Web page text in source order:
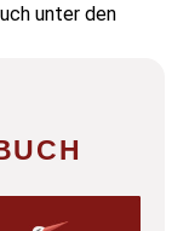
unter den